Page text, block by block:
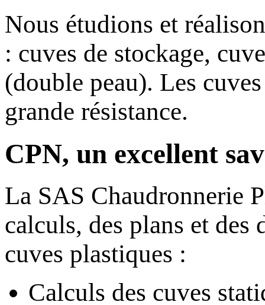
Nous étudions et
: cuves de stockage,
(double peau). Les
grande résistance.
CPN, un excellent
La SAS Chaudronnerie
calculs, des plans et des
cuves plastiques :
Calculs des cuves